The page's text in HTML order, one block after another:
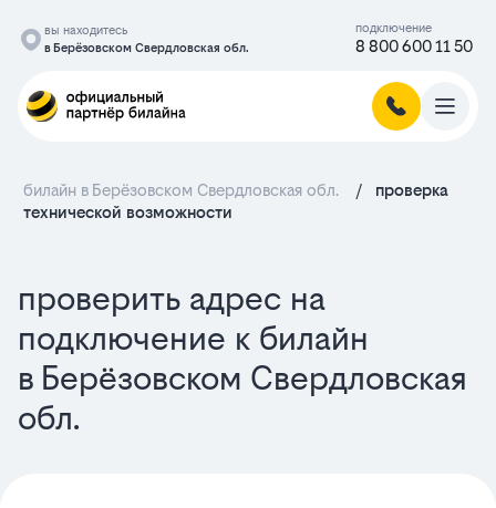
вы находитесь
в Берёзовском Свердловская обл.
подключение
8 800 600 11 50
билайн в Берёзовском Свердловская обл. /
проверка
технической возможности
проверить адрес на
подключение к билайн
в Берёзовском Свердловская
обл.